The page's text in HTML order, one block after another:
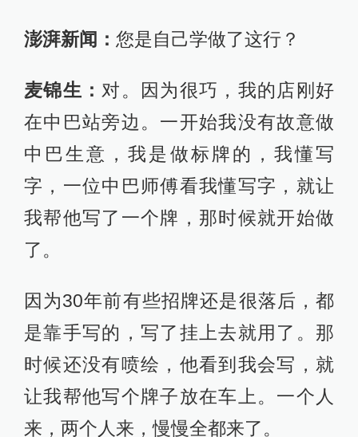
澎湃新闻： 您是自己学做了这行？
麦锦生： 对。因为很巧，我的店刚好
在中巴站旁边。一开始我没有故意做
中巴生意，我是做标牌的，我懂写
字，一位中巴师傅看我懂写字，就让
我帮他写了一个牌，那时候就开始做
了。
因为30年前有些招牌还是很落后，都
是靠手写的，写了挂上去就用了。那
时候还没有喷绘，他看到我会写，就
让我帮他写个牌子放在车上。一个人
来，两个人来，慢慢全都来了。